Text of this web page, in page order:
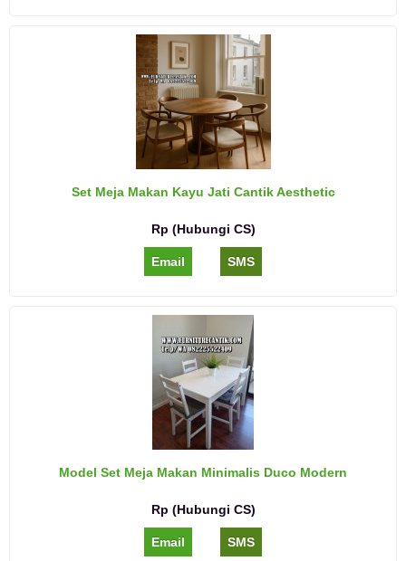
Set Meja Makan Kayu Jati Cantik Aesthetic
Rp (Hubungi CS)
Email SMS
Model Set Meja Makan Minimalis Duco Modern
Rp (Hubungi CS)
Email SMS